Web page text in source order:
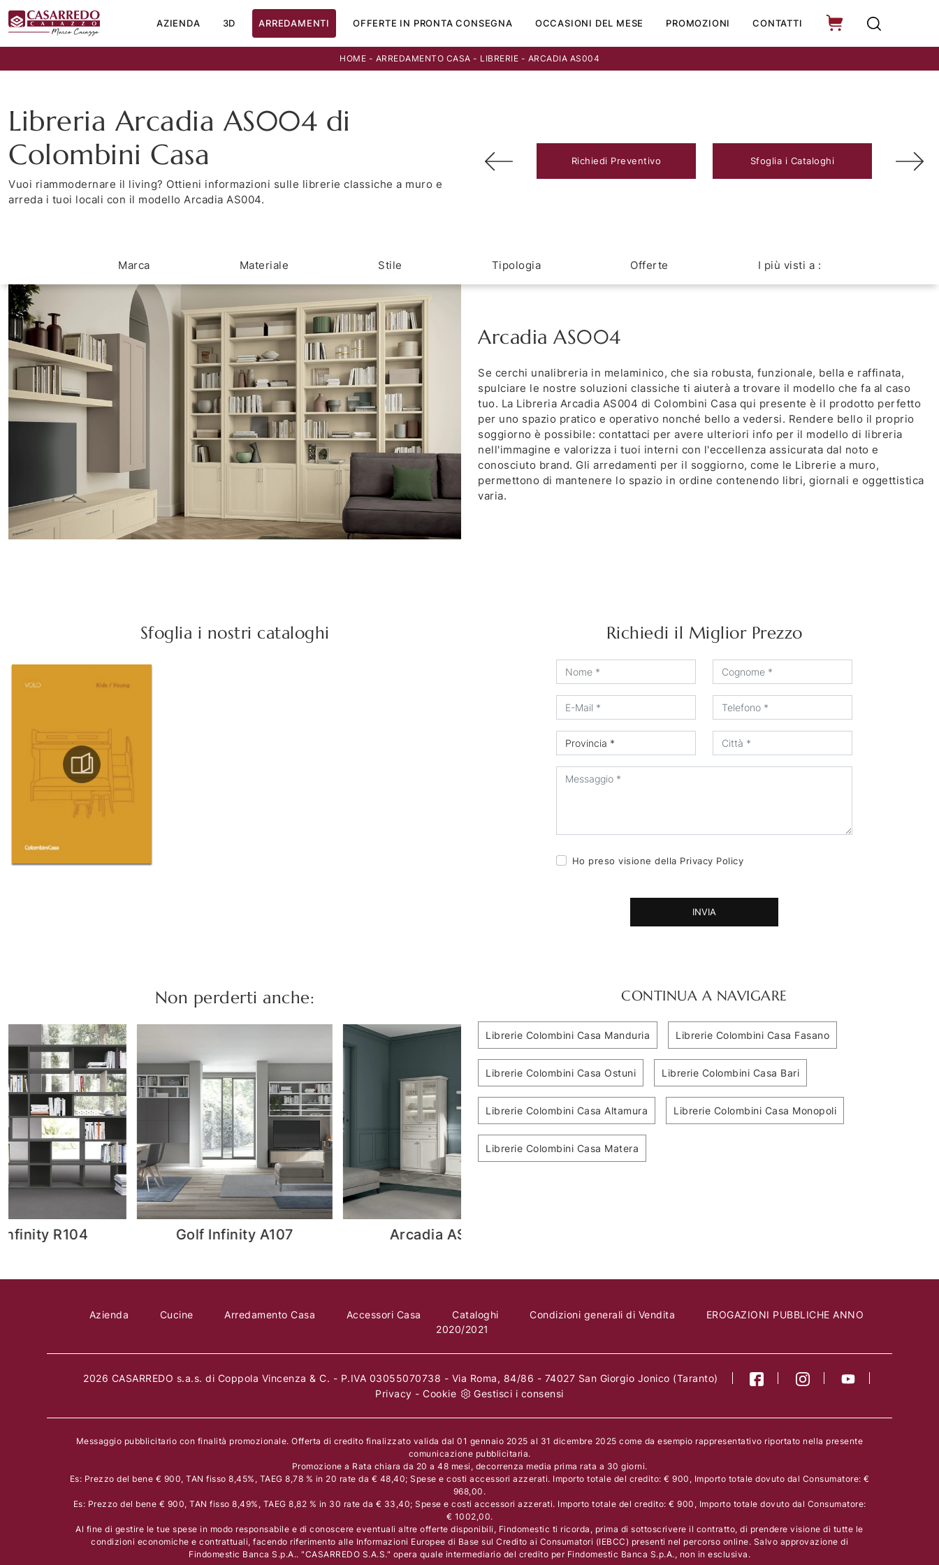
AZIENDA 3D ARREDAMENTI OFFERTE IN PRONTA CONSEGNA OCCASIONI DEL MESE PROMOZIONI CONTATTI
HOME - ARREDAMENTO CASA - LIBRERIE - ARCADIA AS004
Libreria Arcadia AS004 di
Colombini Casa
Vuoi riammodernare il living? Ottieni informazioni sulle librerie classiche a muro e
arreda i tuoi locali con il modello Arcadia AS004.
Richiedi Preventivo Sfoglia i Cataloghi
Marca Materiale Stile Tipologia Offerte I più visti a :
Arcadia AS004
Se cerchi unalibreria in melaminico, che sia robusta, funzionale, bella e raffinata,
spulciare le nostre soluzioni classiche ti aiuterà a trovare il modello che fa al caso
tuo. La Libreria Arcadia AS004 di Colombini Casa qui presente è il prodotto perfetto
per uno spazio pratico e operativo nonché bello a vedersi. Rendere bello il proprio
soggiorno è possibile: contattaci per avere ulteriori info per il modello di libreria
nell'immagine e valorizza i tuoi interni con l'eccellenza assicurata dal noto e
conosciuto brand. Gli arredamenti per il soggiorno, come le Librerie a muro,
permettono di mantenere lo spazio in ordine contenendo libri, giornali e oggettistica
varia.
Sfoglia i nostri cataloghi Richiedi il Miglior Prezzo
Ho preso visione della Privacy Policy
INVIA
Non perderti anche:
Infinity A107 Arcadia AS014 Infinity L124
CONTINUA A NAVIGARE
Librerie Colombini Casa Manduria Librerie Colombini Casa Fasano
Librerie Colombini Casa Ostuni Librerie Colombini Casa Bari
Librerie Colombini Casa Altamura Librerie Colombini Casa Monopoli
Librerie Colombini Casa Matera
Azienda Cucine Arredamento Casa Accessori Casa Cataloghi Condizioni generali di Vendita
EROGAZIONI PUBBLICHE ANNO
2020/2021
2026 CASARREDO s.a.s. di Coppola Vincenza & C. - P.IVA 03055070738 - Via Roma, 84/86 - 74027 San Giorgio Jonico (Taranto)
Privacy -Cookie Gestisci i consensi
Messaggio pubblicitario con finalità promozionale. Offerta di credito finalizzato valida dal 01 gennaio 2025 al 31 dicembre 2025 come da esempio rappresentativo riportato nella presente
comunicazione pubblicitaria.
Promozione a Rata chiara da 20 a 48 mesi, decorrenza media prima rata a 30 giorni.
Es: Prezzo del bene € 900, TAN fisso 8,45%, TAEG 8,78 % in 20 rate da € 48,40; Spese e costi accessori azzerati. Importo totale del credito: € 900, Importo totale dovuto dal Consumatore: €
968,00.
Es: Prezzo del bene € 900, TAN fisso 8,49%, TAEG 8,82 % in 30 rate da € 33,40; Spese e costi accessori azzerati. Importo totale del credito: € 900, Importo totale dovuto dal Consumatore:
€ 1002,00.
Al fine di gestire le tue spese in modo responsabile e di conoscere eventuali altre offerte disponibili, Findomestic ti ricorda, prima di sottoscrivere il contratto, di prendere visione di tutte le
condizioni economiche e contrattuali, facendo riferimento alle Informazioni Europee di Base sul Credito ai Consumatori (IEBCC) presenti nel percorso online. Salvo approvazione di
Findomestic Banca S.p.A.. "CASARREDO S.A.S." opera quale intermediario del credito per Findomestic Banca S.p.A., non in esclusiva.